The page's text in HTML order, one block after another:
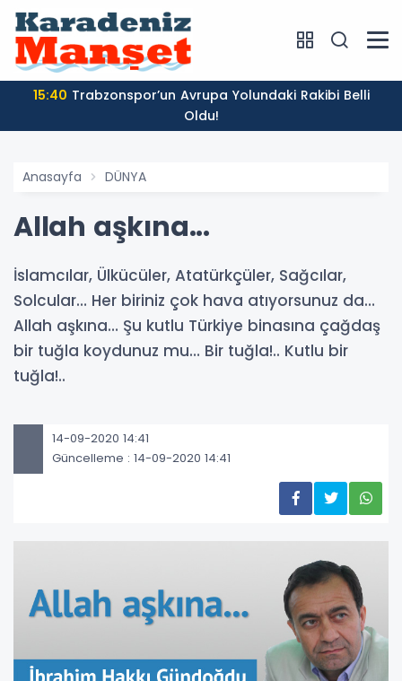
15:40
Oldu!
Anasayfa DÜNYA
Allah aşkına...
İslamcılar, Ülkücüler, Atatürkçüler, Sağcılar,
Solcular… Her biriniz çok hava atıyorsunuz da…
Allah aşkına… Şu kutlu Türkiye binasına çağdaş
bir tuğla koydunuz mu… Bir tuğla!.. Kutlu bir
tuğla!..
14-09-2020 14:41
Güncelleme : 14-09-2020 14:41